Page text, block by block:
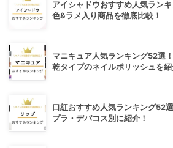
アイシャドウおすすめ人気ラン
色&ラメ入り商品を徹底比較！
マニキュア人気ランキング52選
乾タイプのネイルポリッシュを紹
口紅おすすめ人気ランキング52
プラ・デパコス別に紹介！